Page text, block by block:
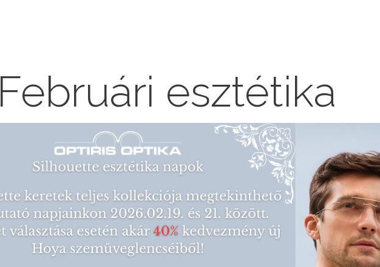
Februári esztétika